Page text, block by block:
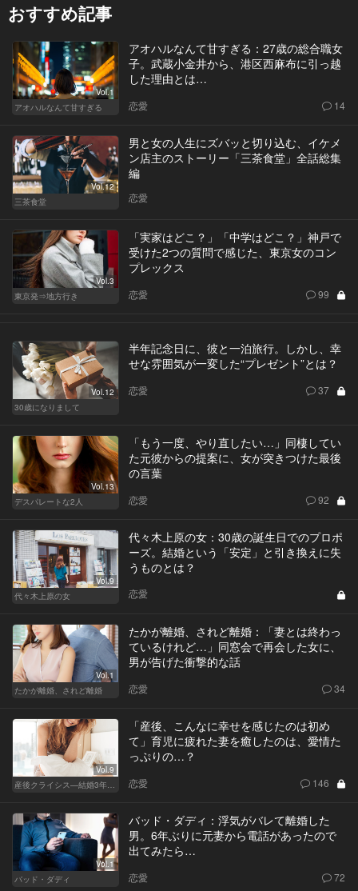
おすすめ記事
Vol.1
アオハルなんて甘すぎる
アオハルなんて甘すぎる：27歳の総合職女
子。武蔵小金井から、港区西麻布に引っ越
した理由とは…
恋愛 14
Vol.12
三茶食堂
男と女の人生にズバッと切り込む、イケメ
ン店主のストーリー「三茶食堂」全話総集
編
恋愛
Vol.3
東京発⇒地方行き
「実家はどこ？」「中学はどこ？」神戸で
受けた2つの質問で感じた、東京女のコン
プレックス
恋愛 99
Vol.12
30歳になりまして
半年記念日に、彼と一泊旅行。しかし、幸
せな雰囲気が一変した“プレゼント”とは？
恋愛 37
Vol.13
デスパレートな2人
「もう一度、やり直したい…」同棲してい
た元彼からの提案に、女が突きつけた最後
の言葉
恋愛 92
Vol.9
代々木上原の女
代々木上原の女：30歳の誕生日でのプロポ
ーズ。結婚という「安定」と引き換えに失
うものとは？
恋愛
Vol.1
たかが離婚、されど離婚
たかが離婚、されど離婚：「妻とは終わっ
ているけれど…」同窓会で再会した女に、
男が告げた衝撃的な話
恋愛 34
Vol.9
産後クライシス—結婚3年目の波乱—
「産後、こんなに幸せを感じたのは初め
て」育児に疲れた妻を癒したのは、愛情た
っぷりの…？
恋愛 146
Vol.1
バッド・ダディ
バッド・ダディ：浮気がバレて離婚した
男。6年ぶりに元妻から電話があったので
出てみたら…
恋愛 72